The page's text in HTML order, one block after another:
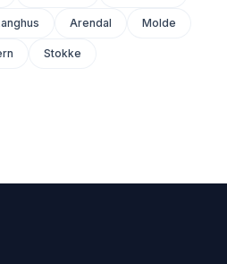
Arendal Molde
Stokke